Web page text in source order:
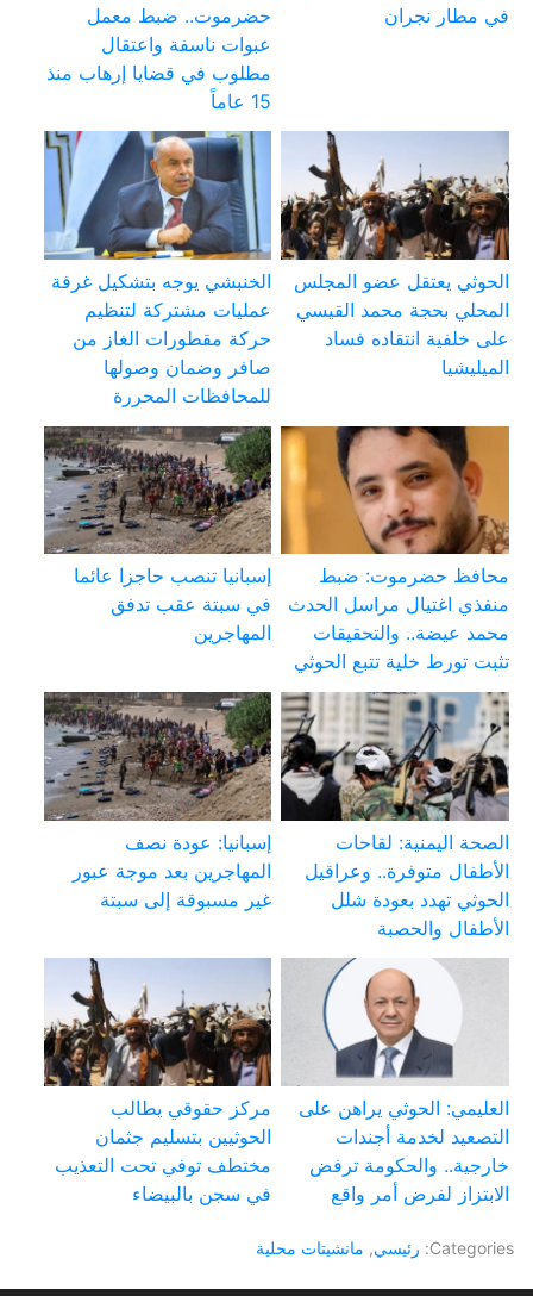
في مطار نجران
حضرموت.. ضبط معمل
عبوات ناسفة واعتقال
مطلوب في قضايا إرهاب منذ
15 عاماً
الحوثي يعتقل عضو المجلس
المحلي بحجة محمد القيسي
على خلفية انتقاده فساد
الميليشيا
الخنبشي يوجه بتشكيل غرفة
عمليات مشتركة لتنظيم
حركة مقطورات الغاز من
صافر وضمان وصولها
للمحافظات المحررة
محافظ حضرموت: ضبط
منفذي اغتيال مراسل الحدث
محمد عيضة.. والتحقيقات
تثبت تورط خلية تتبع الحوثي
إسبانيا تنصب حاجزا عائما
في سبتة عقب تدفق
المهاجرين
الصحة اليمنية: لقاحات
الأطفال متوفرة.. وعراقيل
الحوثي تهدد بعودة شلل
الأطفال والحصبة
إسبانيا: عودة نصف
المهاجرين بعد موجة عبور
غير مسبوقة إلى سبتة
العليمي: الحوثي يراهن على
التصعيد لخدمة أجندات
خارجية.. والحكومة ترفض
الابتزاز لفرض أمر واقع
مركز حقوقي يطالب
الحوثيين بتسليم جثمان
مختطف توفي تحت التعذيب
في سجن بالبيضاء
Categories: رئيسي, مانشيتات محلية